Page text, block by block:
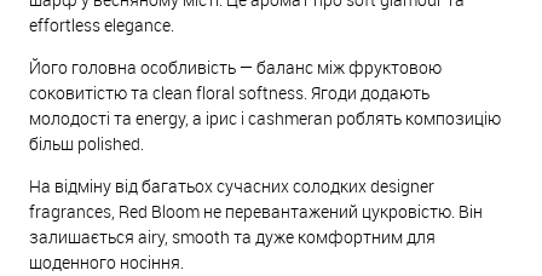
effortless elegance.
Його головна особливість — баланс між фруктовою
соковитістю та clean floral softness. Ягоди додають
молодості та energy, а ірис і cashmeran роблять композицію
більш polished.
На відміну від багатьох сучасних солодких designer
fragrances, Red Bloom не перевантажений цукровістю. Він
залишається airy, smooth та дуже комфортним для
щоденного носіння.